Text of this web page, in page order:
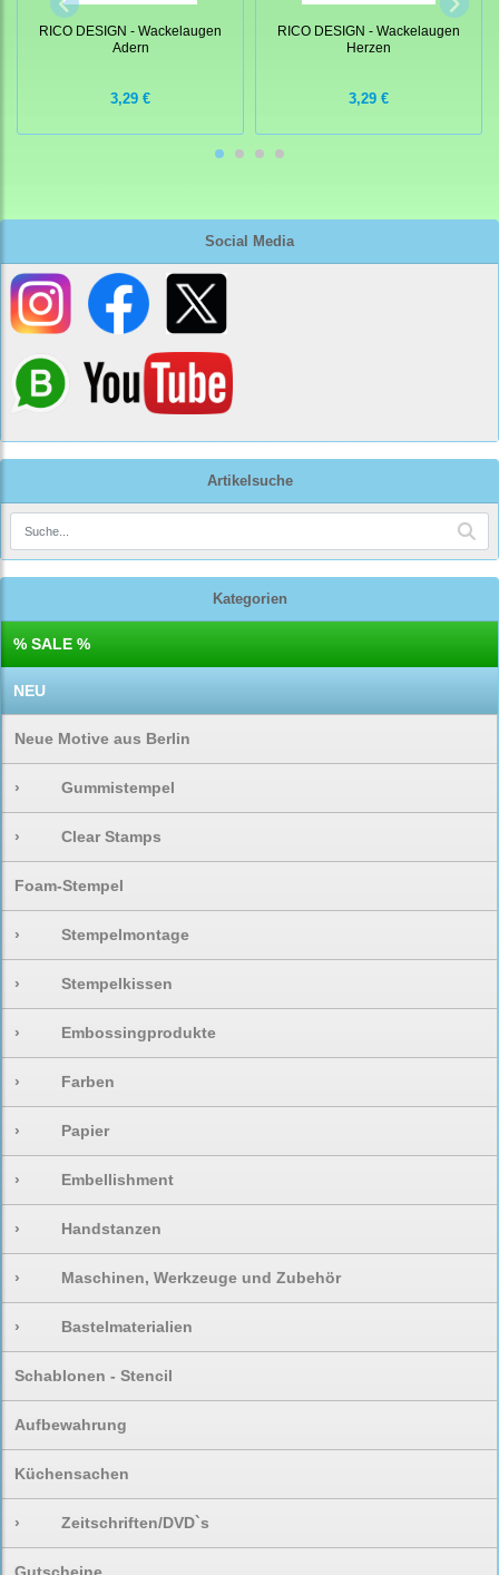
Social Media
Artikelsuche
Kategorien
% SALE %
NEU
Neue Motive aus Berlin
› Gummistempel
› Clear Stamps
Foam-Stempel
› Stempelmontage
› Stempelkissen
› Embossingprodukte
› Farben
› Papier
› Embellishment
› Handstanzen
› Maschinen, Werkzeuge und Zubehör
› Bastelmaterialien
Schablonen - Stencil
Aufbewahrung
Küchensachen
› Zeitschriften/DVD`s
RICO DESIGN - Wackelaugen
Adern
3,29 €
RICO DESIGN - Wackelaugen
Herzen
3,29 €